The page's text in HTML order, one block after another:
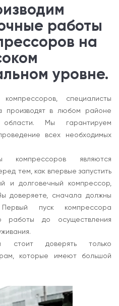
работы
на
уровне.
специалисты
производят в любом районе
Мы гарантируем
всех необходимых
компрессоров являются
тем, как впервые запустить
и долговечный компрессор,
доверяете, сначала должны
Первый пуск компрессора
работы до осуществления
стоит доверять только
которые имеют большой